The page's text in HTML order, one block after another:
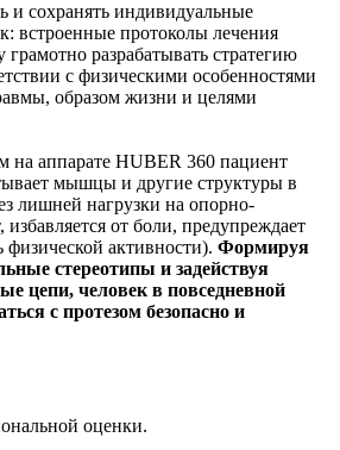
и сохранять индивидуальные
встроенные протоколы лечения
разрабатывать стратегию
с физическими особенностями
образом жизни и целями
на аппарате HUBER 360 пациент
мышцы и другие структуры в
лишней нагрузки на опорно-
избавляется от боли, предупреждает
активности). Формируя
стереотипы и задействуя
цепи, человек в повседневной
с протезом безопасно и
оценки.